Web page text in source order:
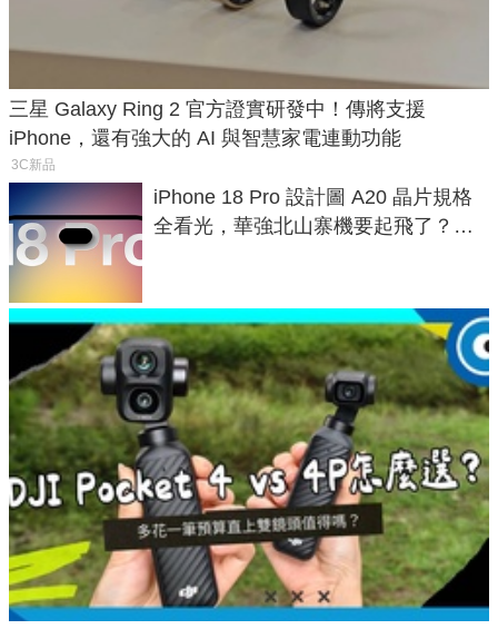
三星 Galaxy Ring 2 官方證實研發中！傳將支援
iPhone，還有強大的 AI 與智慧家電連動功能
3C新品
iPhone 18 Pro 設計圖 A20 晶片規格
全看光，華強北山寨機要起飛了？專